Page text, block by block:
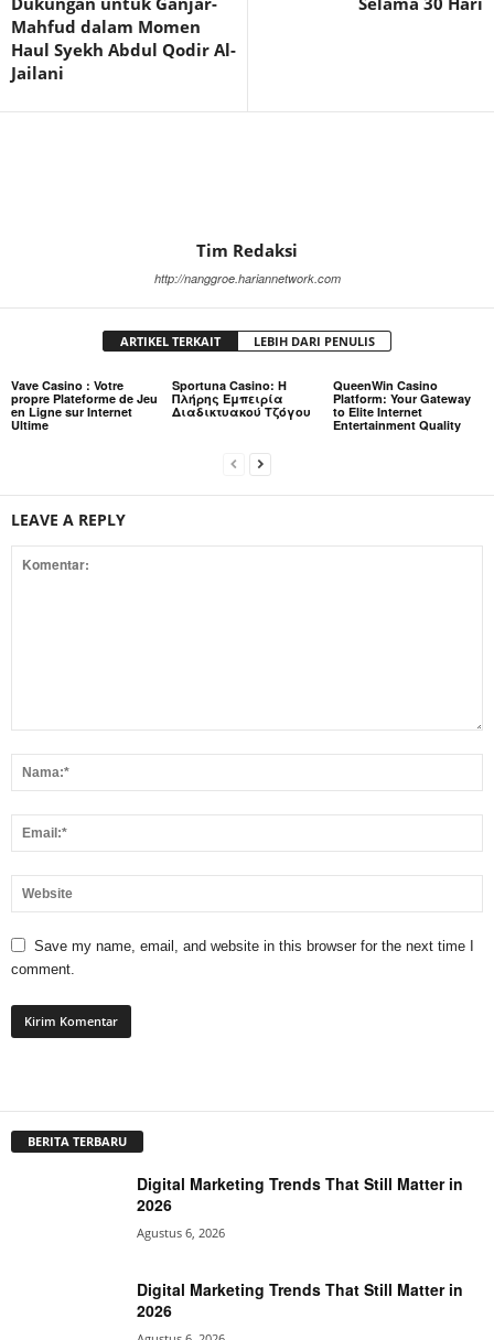
Mahfud dalam Momen
Haul Syekh Abdul Qodir Al-
Jailani
Tim Redaksi
http://nanggroe.hariannetwork.com
ARTIKEL TERKAIT LEBIH DARI PENULIS
Vave Casino : Votre
propre Plateforme de Jeu
en Ligne sur Internet
Ultime
Sportuna Casino: Η
Πλήρης Εμπειρία
Διαδικτυακού Τζόγου
QueenWin Casino
Platform: Your Gateway
to Elite Internet
Entertainment Quality
LEAVE A REPLY
Save my name, email, and website in this browser for the next time I
comment.
BERITA TERBARU
Digital Marketing Trends That Still Matter in
2026
Agustus 6, 2026
Digital Marketing Trends That Still Matter in
2026